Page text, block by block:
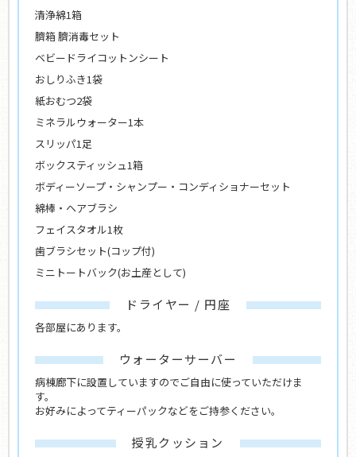
清浄綿1箱
臍箱 臍消毒セット
ベビードライコットンシート
おしりふき1袋
紙おむつ2袋
ミネラルウォーター1本
スリッパ1足
ボックスティッシュ1箱
ボディーソープ・シャンプー・コンディショナーセット
綿棒・ヘアブラシ
フェイスタオル1枚
歯ブラシセット(コップ付)
ミニトートバック(お土産として)
ドライヤー / 円座
各部屋にあります。
ウォーターサーバー
病棟廊下に設置していますのでご自由に使っていただけま
す。
お好みによってティーパックなどをご持参ください。
授乳クッション